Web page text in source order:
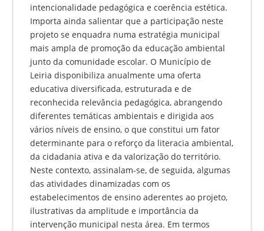
intencionalidade pedagógica e coerência estética.
Importa ainda salientar que a participação neste
projeto se enquadra numa estratégia municipal
mais ampla de promoção da educação ambiental
junto da comunidade escolar. O Município de
Leiria disponibiliza anualmente uma oferta
educativa diversificada, estruturada e de
reconhecida relevância pedagógica, abrangendo
diferentes temáticas ambientais e dirigida aos
vários níveis de ensino, o que constitui um fator
determinante para o reforço da literacia ambiental,
da cidadania ativa e da valorização do território.
Neste contexto, assinalam-se, de seguida, algumas
das atividades dinamizadas com os
estabelecimentos de ensino aderentes ao projeto,
ilustrativas da amplitude e importância da
intervenção municipal nesta área. Em termos